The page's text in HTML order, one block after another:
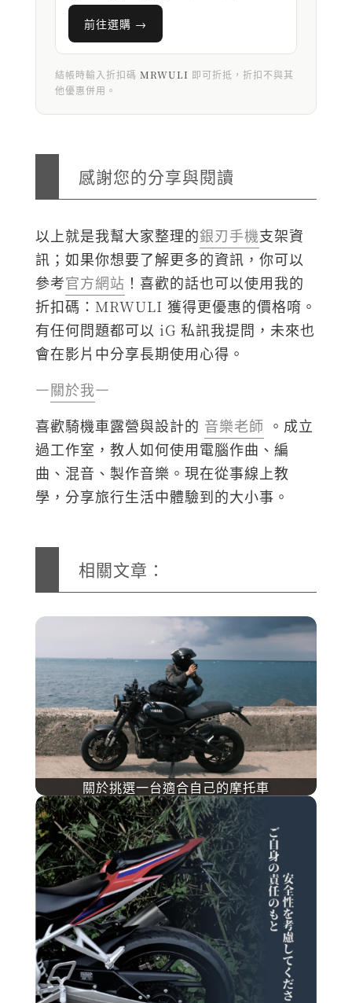
前往選購 →
結帳時輸入折扣碼 MRWULI 即可折抵，折扣不與其
他優惠併用。
感謝您的分享與閱讀
以上就是我幫大家整理的銀刃手機支架資
訊；如果你想要了解更多的資訊，你可以
參考官方網站 ！喜歡的話也可以使用我的
折扣碼：MRWULI 獲得更優惠的價格唷。
有任何問題都可以 iG 私訊我提問，未來也
會在影片中分享長期使用心得。
—關於我—
喜歡騎機車露營與設計的 音樂老師 。成立
過工作室，教人如何使用電腦作曲、編
曲、混音、製作音樂。現在從事線上教
學，分享旅行生活中體驗到的大小事。
相關文章：
關於挑選一台適合自己的摩托車